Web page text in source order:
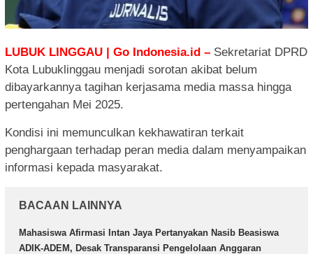
LUBUK LINGGAU | Go Indonesia.id – Sekretariat DPRD
Kota Lubuklinggau menjadi sorotan akibat belum
dibayarkannya tagihan kerjasama media massa hingga
pertengahan Mei 2025.
Kondisi ini memunculkan kekhawatiran terkait
penghargaan terhadap peran media dalam menyampaikan
informasi kepada masyarakat.
BACAAN LAINNYA
Mahasiswa Afirmasi Intan Jaya Pertanyakan Nasib Beasiswa
ADIK-ADEM, Desak Transparansi Pengelolaan Anggaran